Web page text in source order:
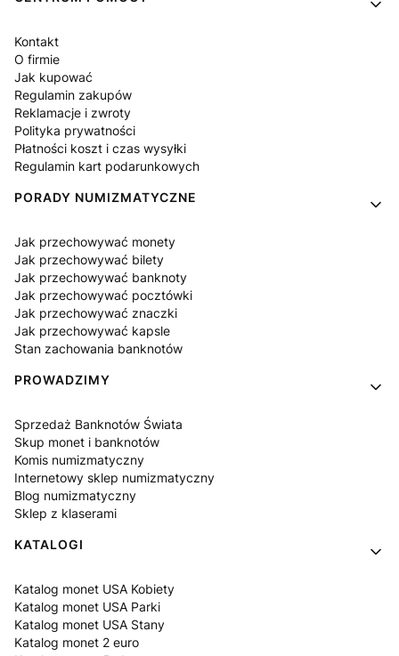
Kontakt
O firmie
Jak kupować
Regulamin zakupów
Reklamacje i zwroty
Polityka prywatności
Płatności koszt i czas wysyłki
Regulamin kart podarunkowych
PORADY NUMIZMATYCZNE
Jak przechowywać monety
Jak przechowywać bilety
Jak przechowywać banknoty
Jak przechowywać pocztówki
Jak przechowywać znaczki
Jak przechowywać kapsle
Stan zachowania banknotów
PROWADZIMY
Sprzedaż Banknotów Świata
Skup monet i banknotów
Komis numizmatyczny
Internetowy sklep numizmatyczny
Blog numizmatyczny
Sklep z klaserami
KATALOGI
Katalog monet USA Kobiety
Katalog monet USA Parki
Katalog monet USA Stany
Katalog monet 2 euro